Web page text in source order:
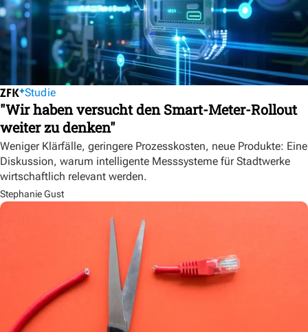
Studie
"Wir haben versucht den Smart-Meter-Rollout
weiter zu denken"
Weniger Klärfälle, geringere Prozesskosten, neue Produkte: Eine
Diskussion, warum intelligente Messsysteme für Stadtwerke
wirtschaftlich relevant werden.
Stephanie Gust